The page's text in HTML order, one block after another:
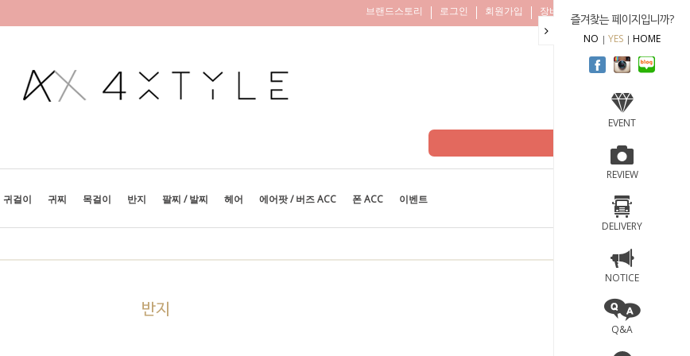
즐겨찾는 페이지입니까?
NO YES HOME
EVENT
REVIEW
DELIVERY
NOTICE
Q&A
브랜드스토리 로그인 회원가입 장바구니
귀걸이 귀찌 목걸이 반지 팔찌 / 발찌 헤어 에어팟 / 버즈 ACC 폰 ACC 이벤트
반지